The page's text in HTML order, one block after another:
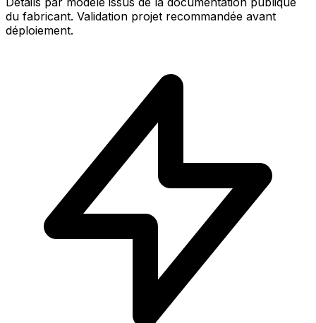
du fabricant. Validation projet recommandée avant
déploiement.